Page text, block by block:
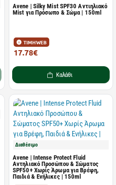
Avene | Silky Mist SPF30 Αντιηλιακό
Mist για Πρόσωπο & Σώμα | 150ml
ΤΙΜΗ WEB
17.78€
Καλάθι
Διαθέσιμο
Avene | Intense Protect Fluid
Αντηλιακό Προσώπου & Σώματος
SPF50+ Χωρίς Άρωμα για Βρέφη,
Παιδιά & Ενήλικες | 150ml